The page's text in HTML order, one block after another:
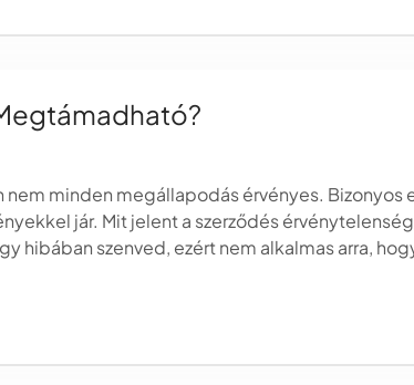
minden megállapodás érvényes. Bizonyos
jár. Mit jelent a szerződés
hibában szenved, ezért nem alkalmas arra,